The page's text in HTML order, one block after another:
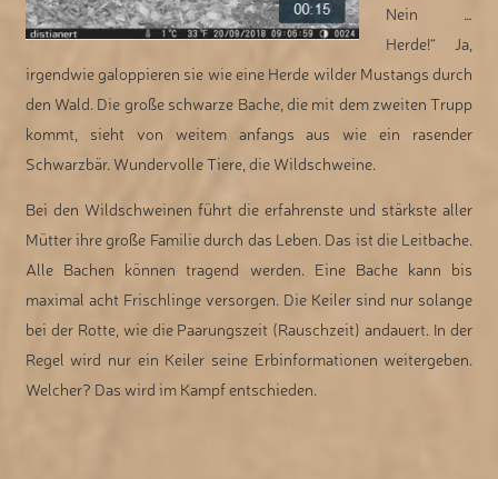
Nein …
Herde!“ Ja,
irgendwie galoppieren sie wie eine Herde wilder Mustangs durch
den Wald. Die große schwarze Bache, die mit dem zweiten Trupp
kommt, sieht von weitem anfangs aus wie ein rasender
Schwarzbär. Wundervolle Tiere, die Wildschweine.
Bei den Wildschweinen führt die erfahrenste und stärkste aller
Mütter ihre große Familie durch das Leben. Das ist die Leitbache.
Alle Bachen können tragend werden. Eine Bache kann bis
maximal acht Frischlinge versorgen. Die Keiler sind nur solange
bei der Rotte, wie die Paarungszeit (Rauschzeit) andauert. In der
Regel wird nur ein Keiler seine Erbinformationen weitergeben.
Welcher? Das wird im Kampf entschieden.